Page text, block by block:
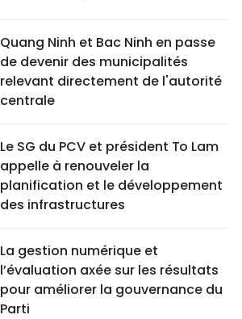
Quang Ninh et Bac Ninh en passe
de devenir des municipalités
relevant directement de l'autorité
centrale
Le SG du PCV et président To Lam
appelle à renouveler la
planification et le développement
des infrastructures
La gestion numérique et
l’évaluation axée sur les résultats
pour améliorer la gouvernance du
Parti